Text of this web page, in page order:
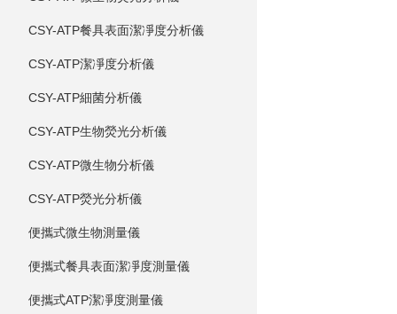
CSY-ATP餐具表面潔凈度分析儀
CSY-ATP潔凈度分析儀
CSY-ATP細菌分析儀
CSY-ATP生物熒光分析儀
CSY-ATP微生物分析儀
CSY-ATP熒光分析儀
便攜式微生物測量儀
便攜式餐具表面潔凈度測量儀
便攜式ATP潔凈度測量儀